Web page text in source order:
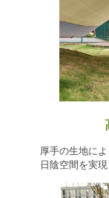
厚手の生地に
日陰空間を実現